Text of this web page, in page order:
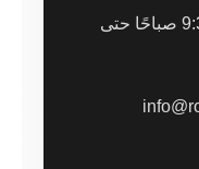
ساعات العمل: يوميًا من 9:30 صباحًا حتى